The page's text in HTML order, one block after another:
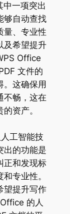
中一项突出
够自动查找
量、专业性
及希望提升
Office
文件的
。这确保用
不畅，这在
资产。
工智能技
出的功能是
正和发现标
专业性。
望提升写作
的人